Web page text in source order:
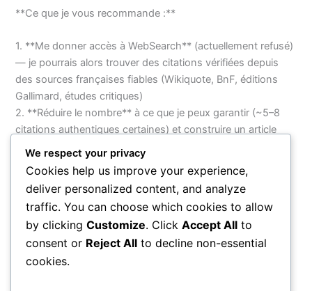
**Ce que je vous recommande :**
1. **Me donner accès à WebSearch** (actuellement refusé)
— je pourrais alors trouver des citations vérifiées depuis
des sources françaises fiables (Wikiquote, BnF, éditions
Gallimard, études critiques)
2. **Réduire le nombre** à ce que je peux garantir (~5–8
citations authentiques certaines) et construire un article
plus court mais fiable
aphoristique (Camus, Sartre, de Beauvoir, Cocteau par
exemple)
Quelle est votre préférence ? Je veux éviter de publier des
citations inventées sur votre site.
We respect your privacy
Cookies help us improve your experience,
deliver personalized content, and analyze
traffic. You can choose which cookies to allow
by clicking Customize. Click Accept All to
consent or Reject All to decline non-essential
cookies.